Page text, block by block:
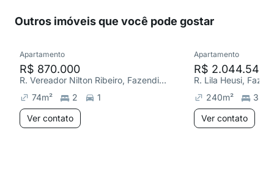
Outros imóveis que você pode gostar
Apartamento
R$ 870.000
R. Vereador Nilton Ribeiro, Fazendinha
74m² 2
1
Ver contato
Apartamento
R$ 2.044.544
R. Lila Heusi,
240m²
3
Ver contato